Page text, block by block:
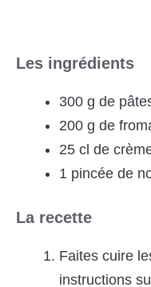
Les ingrédients
300 g de
200 g de
25 cl de
1 pincée de
La recette
Faites cuire
instructions